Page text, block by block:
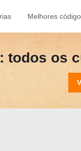
Melhores
todos os